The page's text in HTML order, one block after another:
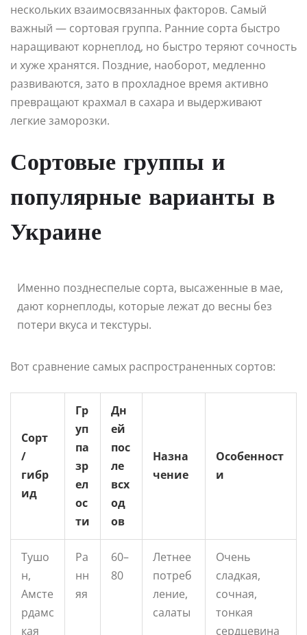
нескольких взаимосвязанных факторов. Самый
важный — сортовая группа. Ранние сорта быстро
наращивают корнеплод, но быстро теряют сочность
и хуже хранятся. Поздние, наоборот, медленно
развиваются, зато в прохладное время активно
превращают крахмал в сахара и выдерживают
легкие заморозки.
Сортовые группы и
популярные варианты в
Украине
Именно позднеспелые сорта, высаженные в мае,
дают корнеплоды, которые лежат до весны без
потери вкуса и текстуры.
Вот сравнение самых распространенных сортов:
Сорт
/
гибр
ид
Гр
уп
па
зр
ел
ос
ти
Дн
ей
пос
ле
всх
од
ов
Назна
чение
Особенност
и
Тушо
н,
Амсте
рдамс
кая
Ра
нн
яя
60–
80
Летнее
потреб
ление,
салаты
Очень
сладкая,
сочная,
тонкая
сердцевина